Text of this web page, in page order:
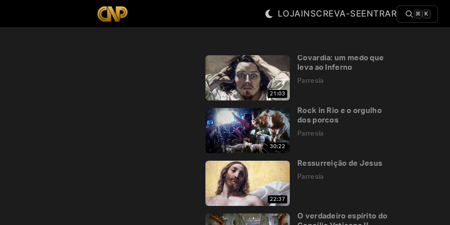
LOJAINSCREVA-SEENTRAR ⌘ K
21:03
Covardia: um medo que
leva ao Inferno
Parresía
30:22
Rock in Rio e o orgulho
dos porcos
Parresía
22:37
Ressurreição de Jesus
Parresía
O verdadeiro espírito do